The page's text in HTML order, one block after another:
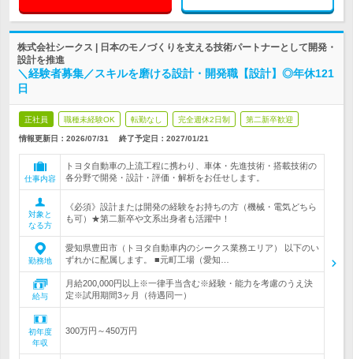
株式会社シークス | 日本のモノづくりを支える技術パートナーとして開発・
設計を推進
＼経験者募集／スキルを磨ける設計・開発職【設計】◎年休121
日
正社員 職種未経験OK 転勤なし 完全週休2日制 第二新卒歓迎
情報更新日：2026/07/31 終了予定日： 2027/01/21
仕事内容
トヨタ自動車の上流工程に携わり、車体・先進技術・搭載技術の
各分野で開発・設計・評価・解析をお任せします。
対象と
なる方
《必須》設計または開発の経験をお持ちの方（機械・電気どちら
も可）★第二新卒や文系出身者も活躍中！
勤務地
愛知県豊田市（トヨタ自動車内のシークス業務エリア） 以下のい
ずれかに配属します。 ■元町工場（愛知…
給与
月給200,000円以上※一律手当含む※経験・能力を考慮のうえ決
定※試用期間3ヶ月（待遇同一）
初年度
年収
300万円～450万円